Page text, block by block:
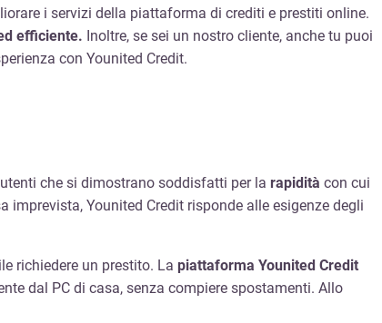
i servizi della piattaforma di crediti e prestiti online.
efficiente. Inoltre, se sei un nostro cliente, anche tu puoi
con Younited Credit.
che si dimostrano soddisfatti per la rapidità con cui
imprevista, Younited Credit risponde alle esigenze degli
richiedere un prestito. La piattaforma Younited Credit
dal PC di casa, senza compiere spostamenti. Allo